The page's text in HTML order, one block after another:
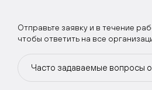
Отправьте заявку и в течение
чтобы ответить на все
Часто задаваемые вопросы